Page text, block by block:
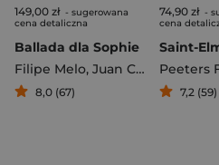
149,00 zł - sugerowana
cena detaliczna
Ballada dla Sophie
Filipe Melo, Juan Cavia
8,0 (67)
74,90 zł -
cena
Saint-
Peeters
7,2 (59)